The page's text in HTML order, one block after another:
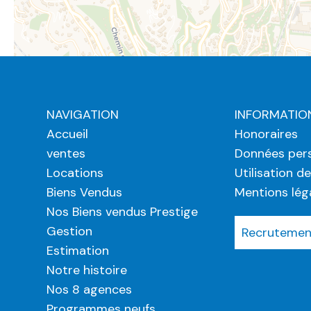
NAVIGATION
Accueil
ventes
Locations
Biens Vendus
Nos Biens vendus Prestige
Gestion
Estimation
Notre histoire
Nos 8 agences
Honoraires
Données
Utilisation
Mentions